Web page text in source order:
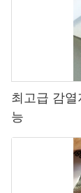
최고급 감
능